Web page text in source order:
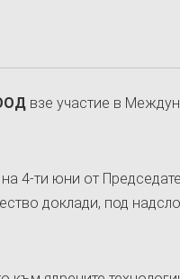
взе участие в
4-ти юни от
доклади, под